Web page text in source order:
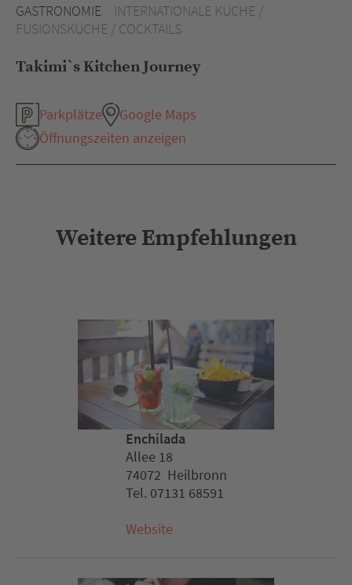
GASTRONOMIE
INTERNATIONALE KÜCHE /
FUSIONSKÜCHE / COCKTAILS
Takimi`s Kitchen Journey
Parkplätze
Google Maps
Öffnungszeiten anzeigen
Weitere Empfehlungen
Enchilada
Allee 18
74072 Heilbronn
Tel. 07131 68591
Website